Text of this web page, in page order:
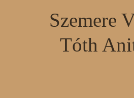
Szemere
Tóth